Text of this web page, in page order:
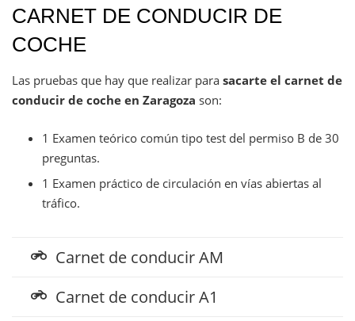
CARNET DE CONDUCIR DE
COCHE
Las pruebas que hay que realizar para sacarte el carnet de
conducir de coche en Zaragoza son:
1 Examen teórico común tipo test del permiso B de 30
preguntas.
1 Examen práctico de circulación en vías abiertas al
tráfico.
motorcycle Carnet de conducir AM
motorcycle Carnet de conducir A1